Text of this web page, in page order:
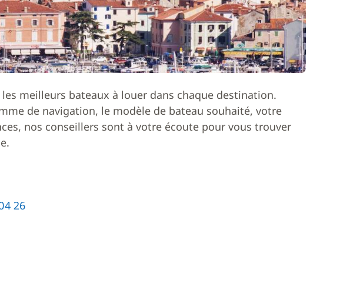
meilleurs bateaux à louer dans chaque destination.
de navigation, le modèle de bateau souhaité, votre
nos conseillers sont à votre écoute pour vous trouver
26